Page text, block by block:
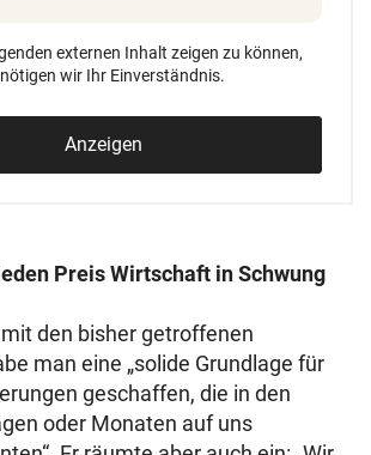
externen Inhalt zeigen zu können,
wir Ihr Einverständnis.
Anzeigen
Preis Wirtschaft in Schwung
den bisher getroffenen
man eine „solide Grundlage für
geschaffen, die in den
oder Monaten auf uns